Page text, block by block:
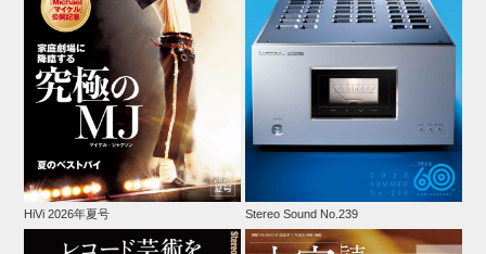
HiVi 2026年夏号 Stereo Sound No.239